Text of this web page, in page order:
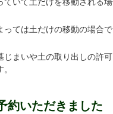
ては土だけの移動の場合
じまいや土の取り出しの許
約いただきました